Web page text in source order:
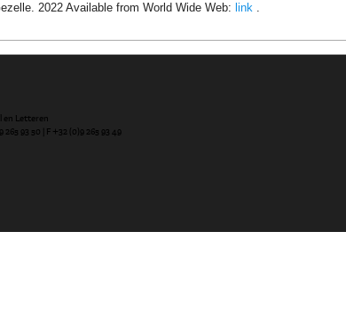
2022 Available from World Wide Web: link .
en Letteren
265 93 50 | F +32 (0)9 265 93 49